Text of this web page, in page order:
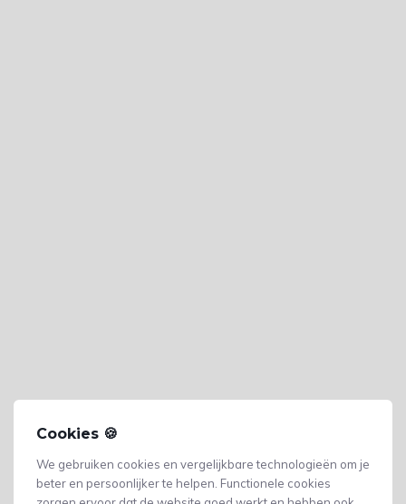
Cookies 🍪
We gebruiken cookies en vergelijkbare technologieën om je
beter en persoonlijker te helpen. Functionele cookies